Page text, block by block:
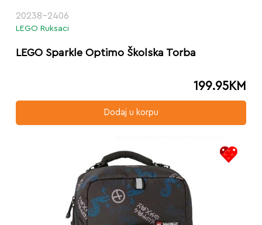
20238-2406
LEGO Ruksaci
LEGO Sparkle Optimo Školska Torba
199.95KM
Dodaj u korpu